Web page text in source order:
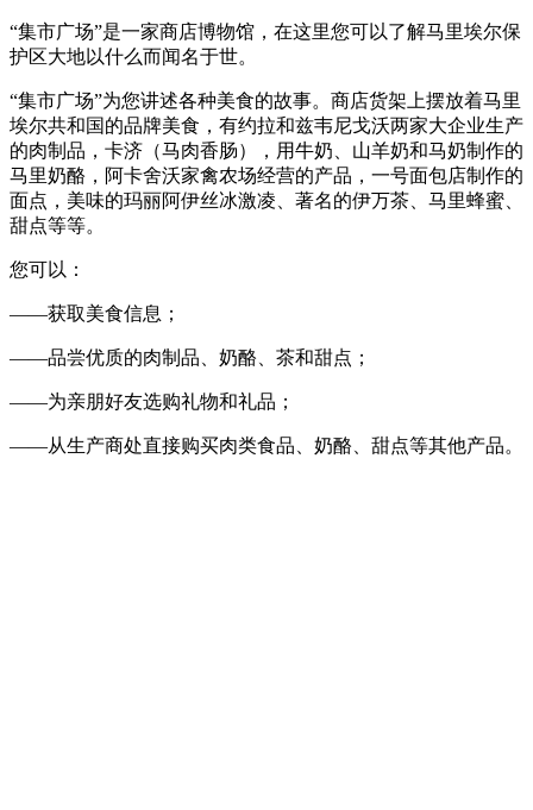
“集市广场”是一家商店博物馆，在这里您可以了解马里埃尔保
护区大地以什么而闻名于世。
“集市广场”为您讲述各种美食的故事。商店货架上摆放着马里
埃尔共和国的品牌美食，有约拉和兹韦尼戈沃两家大企业生产
的肉制品，卡济（马肉香肠），用牛奶、山羊奶和马奶制作的
马里奶酪，阿卡舍沃家禽农场经营的产品，一号面包店制作的
面点，美味的玛丽阿伊丝冰激凌、著名的伊万茶、马里蜂蜜、
甜点等等。
您可以：
——获取美食信息；
——品尝优质的肉制品、奶酪、茶和甜点；
——为亲朋好友选购礼物和礼品；
——从生产商处直接购买肉类食品、奶酪、甜点等其他产品。